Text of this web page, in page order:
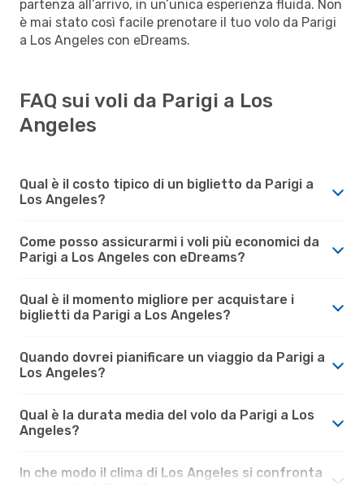
partenza all’arrivo, in un’unica esperienza fluida. Non
è mai stato così facile prenotare il tuo volo da Parigi
a Los Angeles con eDreams.
FAQ sui voli da Parigi a Los
Angeles
Qual è il costo tipico di un biglietto da Parigi a
Los Angeles?
Come posso assicurarmi i voli più economici da
Parigi a Los Angeles con eDreams?
Qual è il momento migliore per acquistare i
biglietti da Parigi a Los Angeles?
Quando dovrei pianificare un viaggio da Parigi a
Los Angeles?
Qual è la durata media del volo da Parigi a Los
Angeles?
In che modo il clima di Los Angeles si confronta